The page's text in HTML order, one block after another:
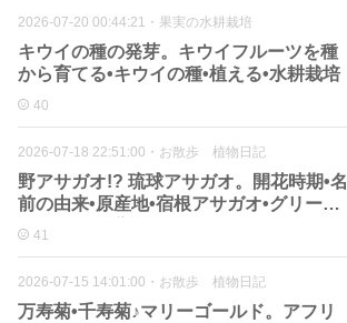
2026-07-20 00:44:21 ・ 果実の水耕栽培
キウイの種の発芽。キウイフルーツを種
から育てる•キウイの種•植える•水耕栽培
40
2026-07-18 22:51:00 ・ お散歩 植物日記
野アサガオ!? 琉球アサガオ。開花時期•名
前の由来•原産地•宿根アサガオ•グリーン
カーテン•画像
41
2026-07-15 14:01:00 ・ お散歩 植物日記
万寿菊•千寿菊♪マリーゴールド。アフリ